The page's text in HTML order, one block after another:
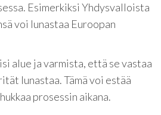
Esimerkiksi Yhdysvalloista
voi lunastaa Euroopan
alue ja varmista, että se vastaa
lunastaa. Tämä voi estää
prosessin aikana.